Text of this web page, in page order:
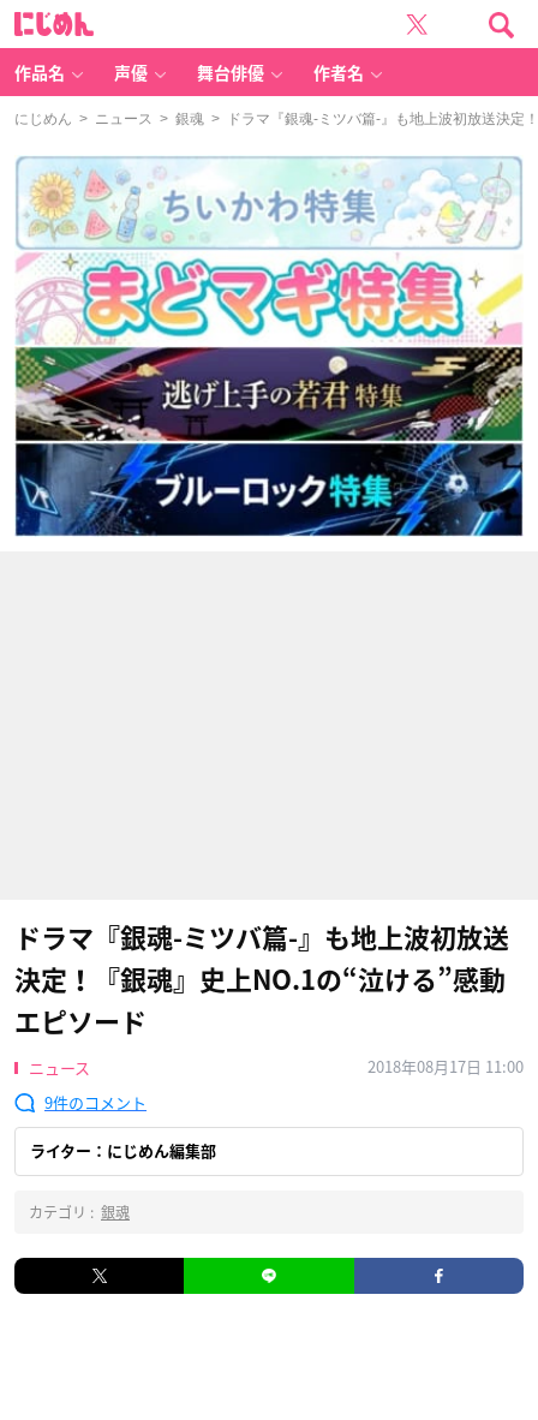
作品名 声優 舞台俳優 作者名
にじめん > ニュース > 銀魂 > ドラマ『銀魂-ミツバ篇-』も地上波初放送決定
ドラマ『銀魂-ミツバ篇-』も地上波初放送
決定！『銀魂』史上NO.1の“泣ける”感動
エピソード
ニュース
2018年08月17日 11:00
9
ライター：にじめん編集部
カテゴリ : 銀魂